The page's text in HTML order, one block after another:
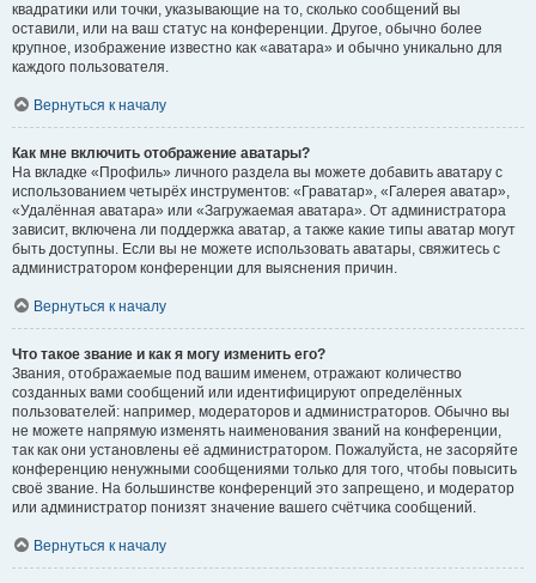
квадратики или точки, указывающие на то, сколько сообщений вы
оставили, или на ваш статус на конференции. Другое, обычно более
крупное, изображение известно как «аватара» и обычно уникально для
каждого пользователя.
Вернуться к началу
Как мне включить отображение аватары?
На вкладке «Профиль» личного раздела вы можете добавить аватару с
использованием четырёх инструментов: «Граватар», «Галерея аватар»,
«Удалённая аватара» или «Загружаемая аватара». От администратора
зависит, включена ли поддержка аватар, а также какие типы аватар могут
быть доступны. Если вы не можете использовать аватары, свяжитесь с
администратором конференции для выяснения причин.
Вернуться к началу
Что такое звание и как я могу изменить его?
Звания, отображаемые под вашим именем, отражают количество
созданных вами сообщений или идентифицируют определённых
пользователей: например, модераторов и администраторов. Обычно вы
не можете напрямую изменять наименования званий на конференции,
так как они установлены её администратором. Пожалуйста, не засоряйте
конференцию ненужными сообщениями только для того, чтобы повысить
своё звание. На большинстве конференций это запрещено, и модератор
или администратор понизят значение вашего счётчика сообщений.
Вернуться к началу